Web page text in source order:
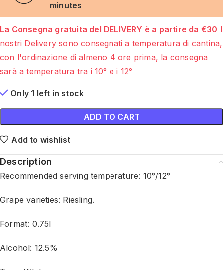
minutes
La Consegna gratuita del DELIVERY è a partire da €30 I
nostri Delivery sono consegnati a temperatura di cantina,
con l'ordinazione di almeno 4 ore prima, la consegna
sarà a temperatura tra i 10° e i 12°
Only 1 left in stock
ADD TO CART
Add to wishlist
Description
Recommended serving temperature: 10°/12°
Grape varieties: Riesling.
Format: 0.75l
Alcohol: 12.5%